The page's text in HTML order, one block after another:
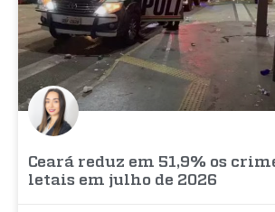
Ceará reduz em 51,9% os
letais em julho de 2026